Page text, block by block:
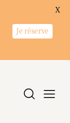
Je réserve
X